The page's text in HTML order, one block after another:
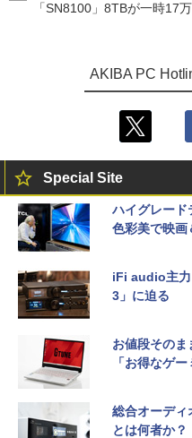
「SN8100」8TBが一時17
AKIBA PC
Special Site
ハイグレー
色彩美で映画
iFi audio主力
3」に迫る
お値段その
「お得なゲ
総合オーディ
とは何者か？